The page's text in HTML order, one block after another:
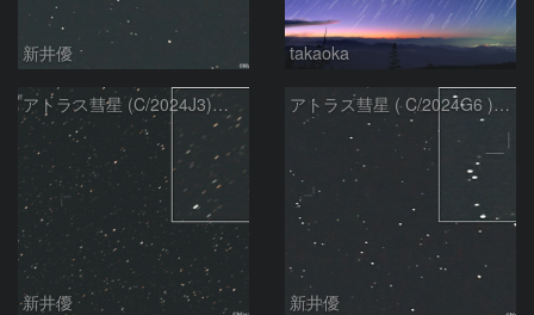
新井優 takaoka
アトラス彗星 (C/2024J3)：2026/07/09
新井優
アトラス彗星 ( C/2024G6 )：2026/07/08
新井優